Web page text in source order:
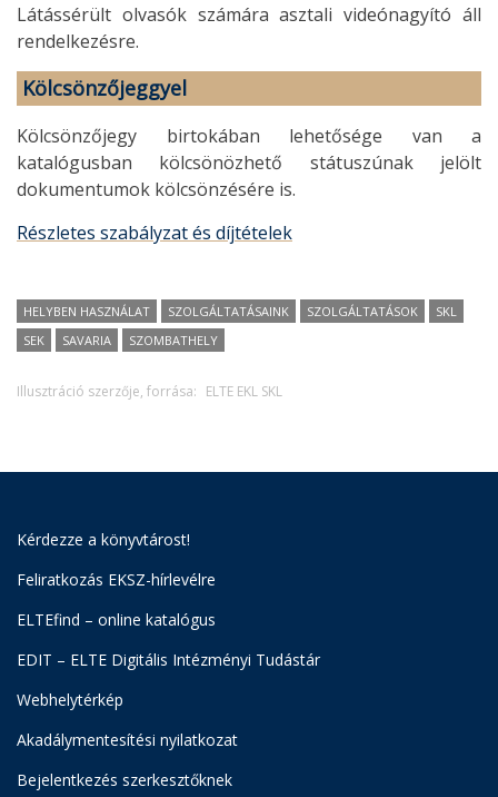
Látássérült olvasók számára asztali videónagyító áll
rendelkezésre.
Kölcsönzőjeggyel
Kölcsönzőjegy birtokában lehetősége van a
katalógusban kölcsönözhető státuszúnak jelölt
dokumentumok kölcsönzésére is.
Részletes szabályzat és díjtételek
HELYBEN HASZNÁLAT SZOLGÁLTATÁSAINK SZOLGÁLTATÁSOK
SKL
SEK
SAVARIA SZOMBATHELY
Illusztráció szerzője, forrása: ELTE EKL SKL
Kérdezze a könyvtárost!
Feliratkozás EKSZ-hírlevélre
ELTEfind – online katalógus
EDIT – ELTE Digitális Intézményi Tudástár
Webhelytérkép
Akadálymentesítési nyilatkozat
Bejelentkezés szerkesztőknek